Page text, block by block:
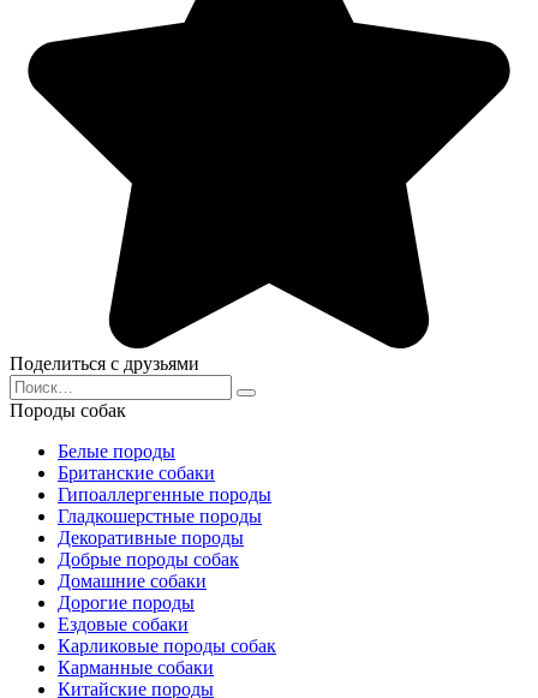
Поделиться с друзьями
Search
for:
Породы собак
Белые породы
Британские собаки
Гипоаллергенные породы
Гладкошерстные породы
Декоративные породы
Добрые породы собак
Домашние собаки
Дорогие породы
Ездовые собаки
Карликовые породы собак
Карманные собаки
Китайские породы